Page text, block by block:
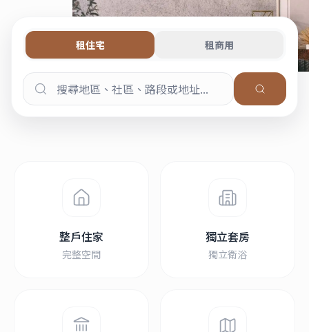
租住宅 租商用
整戶住家
完整空間
獨立套房
獨立衛浴